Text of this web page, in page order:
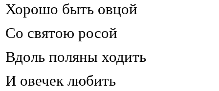
Хорошо быть овцой
Со святою росой
Вдоль поляны ходить
И овечек любить